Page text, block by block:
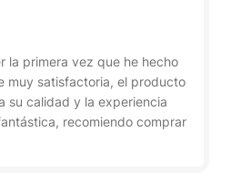
la primera vez que he hecho
muy satisfactoria, el producto
su calidad y la experiencia
recomiendo comprar